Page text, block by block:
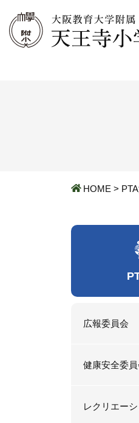
HOME >
広報委員会
健康安全委員
レクリエー